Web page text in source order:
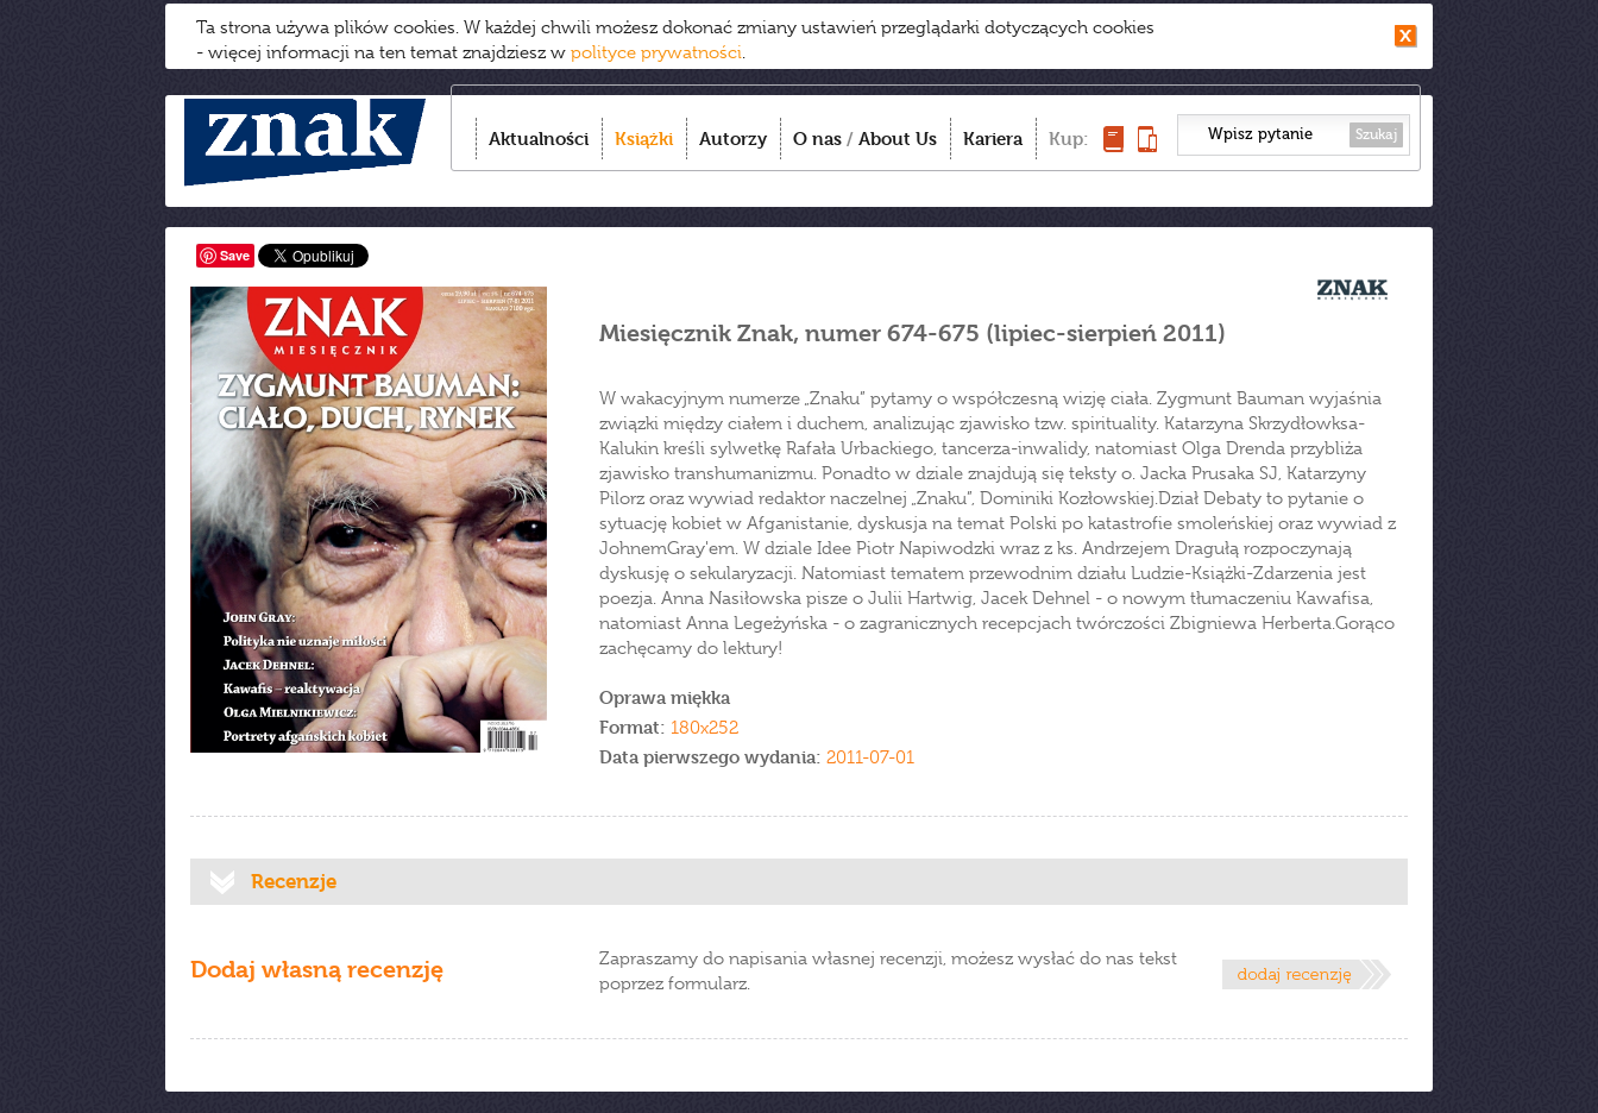
Ta strona używa plików cookies. W każdej chwili możesz dokonać zmiany ustawień przeglądarki dotyczących cookies
- więcej informacji na ten temat znajdziesz w polityce prywatności.
Aktualności Książki Autorzy O nas / About Us Kariera Kup: Szukaj
Save
Miesięcznik Znak, numer 674-675 (lipiec-sierpień 2011)
W wakacyjnym numerze „Znaku” pytamy o współczesną wizję ciała. Zygmunt Bauman wyjaśnia
związki między ciałem i duchem, analizując zjawisko tzw. spirituality. Katarzyna Skrzydłowksa-
Kalukin kreśli sylwetkę Rafała Urbackiego, tancerza-inwalidy, natomiast Olga Drenda przybliża
zjawisko transhumanizmu. Ponadto w dziale znajdują się teksty o. Jacka Prusaka SJ, Katarzyny
Pilorz oraz wywiad redaktor naczelnej „Znaku”, Dominiki Kozłowskiej.Dział Debaty to pytanie o
sytuację kobiet w Afganistanie, dyskusja na temat Polski po katastrofie smoleńskiej oraz wywiad z
JohnemGray'em. W dziale Idee Piotr Napiwodzki wraz z ks. Andrzejem Dragułą rozpoczynają
dyskusję o sekularyzacji. Natomiast tematem przewodnim działu Ludzie-Książki-Zdarzenia jest
poezja. Anna Nasiłowska pisze o Julii Hartwig, Jacek Dehnel - o nowym tłumaczeniu Kawafisa,
natomiast Anna Legeżyńska - o zagranicznych recepcjach twórczości Zbigniewa Herberta.Gorąco
zachęcamy do lektury!
Oprawa miękka
Format: 180x252
Data pierwszego wydania: 2011-07-01
Recenzje
Dodaj własną recenzję
Zapraszamy do napisania własnej recenzji, możesz wysłać do nas tekst
poprzez formularz.